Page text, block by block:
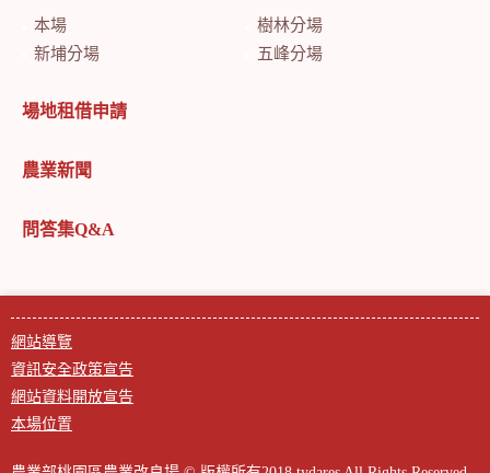
本場
樹林分場
新埔分場
五峰分場
場地租借申請
農業新聞
問答集Q&A
網站導覽
資訊安全政策宣告
網站資料開放宣告
本場位置